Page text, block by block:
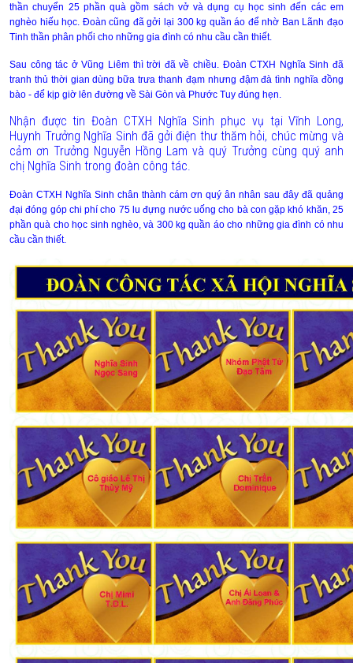
thần chuyển 25 phần quà gồm sách vở và dụng cụ học sinh đến các em
nghèo hiếu học. Đoàn cũng đã gởi lại 300 kg quần áo để nhờ Ban Lãnh đạo
Tinh thần phân phối cho những gia đình có nhu cầu cần thiết.
Sau công tác ở Vũng Liêm thì trời đã về chiều. Đoàn CTXH Nghĩa Sinh đã
tranh thủ thời gian dùng bữa trưa thanh đạm nhưng đậm đà tình nghĩa đồng
bào - để kịp giờ lên đường về Sài Gòn và Phước Tuy đúng hẹn.
Nhận được tin Đoàn CTXH Nghĩa Sinh phục vụ tại Vĩnh Long,
Huynh Trưởng Nghĩa Sinh đã gởi điện thư thăm hỏi, chúc mừng và
cảm ơn Trưởng Nguyễn Hồng Lam và quý Trưởng cùng quý anh
chị Nghĩa Sinh trong đoàn công tác.
Đoàn CTXH Nghĩa Sinh chân thành cám ơn quý ân nhân sau đây đã quảng
đại đóng góp chi phí cho 75 lu đựng nước uống cho bà con gặp khó khăn, 25
phần quà cho học sinh nghèo, và 300 kg quần áo cho những gia đình có nhu
cầu cần thiết.